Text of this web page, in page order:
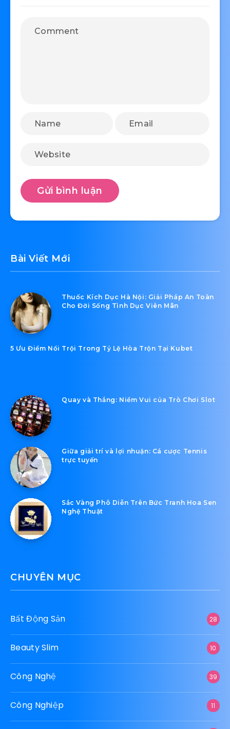
Bài Viết Mới
Thuốc Kích Dục Hà Nội: Giải Pháp An Toàn
Cho Đời Sống Tình Dục Viên Mãn
5 Ưu Điểm Nổi Trội Trong Tỷ Lệ Hòa Trộn Tại Kubet
Quay và Thắng: Niềm Vui của Trò Chơi Slot
Giữa giải trí và lợi nhuận: Cá cược Tennis
trực tuyến
Sắc Vàng Phô Diễn Trên Bức Tranh Hoa Sen
Nghệ Thuật
CHUYÊN MỤC
Bất Động Sản 28
Beauty Slim 10
Công Nghệ 39
Công Nghiệp 11